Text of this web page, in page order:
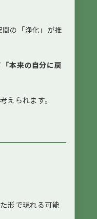
の「浄化」が推
「本来の自分に戻
えられます。
形で現れる可能